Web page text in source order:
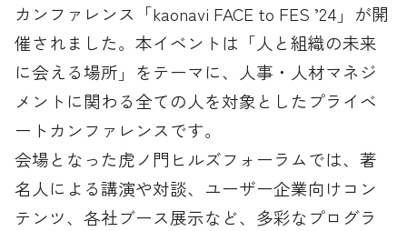
カンファレンス「kaonavi FACE to FES ’24」が開
催されました。本イベントは「人と組織の未来
に会える場所」をテーマに、人事・人材マネジ
メントに関わる全ての人を対象としたプライベ
ートカンファレンスです。
会場となった虎ノ門ヒルズフォーラムでは、著
名人による講演や対談、ユーザー企業向けコン
テンツ、各社ブース展示など、多彩なプログラ